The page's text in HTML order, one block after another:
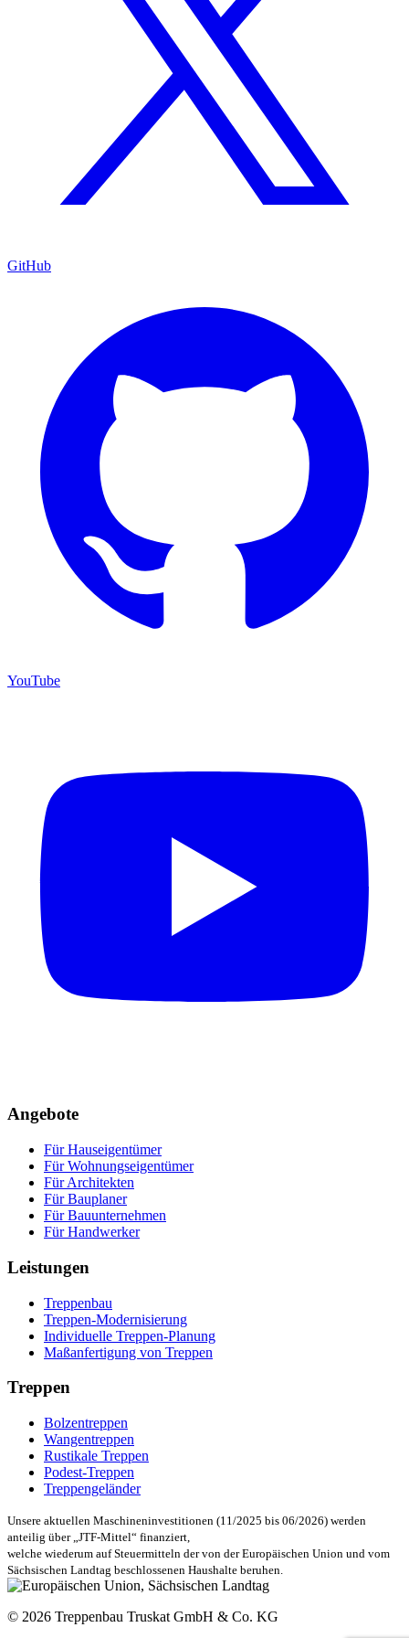
GitHub
YouTube
Angebote
Für Hauseigentümer
Für Wohnungseigentümer
Für Architekten
Für Bauplaner
Für Bauunternehmen
Für Handwerker
Leistungen
Treppenbau
Treppen-Modernisierung
Individuelle Treppen-Planung
Maßanfertigung von Treppen
Treppen
Bolzentreppen
Wangentreppen
Rustikale Treppen
Podest-Treppen
Treppengeländer
Unsere aktuellen Maschineninvestitionen (11/2025 bis 06/2026) werden
anteilig über „JTF-Mittel“ finanziert,
welche wiederum auf Steuermitteln der von der Europäischen Union und vom
Sächsischen Landtag beschlossenen Haushalte beruhen.
© 2026 Treppenbau Truskat GmbH & Co. KG